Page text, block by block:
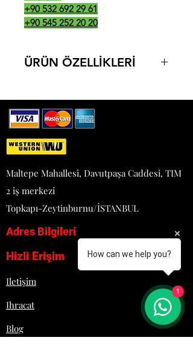
+90 532 692 29 61
+90 545 252 20 20
ÜRÜN ÖZELLİKLERİ
-YAKIT: ELEKTRİK-DOĞALGAZ-LPG
-380V-50Hz / 4.5KW (ELEKTRİK)
-7.3KW , 20 mbar (DOĞALGAZ)
-3.9KW , 30 mbar (LPG)
-KG: 36
-LPG VE NG İLE ÇALIŞABİLME
ÖZELLİĞİ.
-MAGNET EMNİYET VENTİLLİ VE
PİLOTLU MUSLUKLAR
ISITMA
ÇAKMAK İLE KONTROL
-ÇIKARİLEBİLİR YAĞ TOPLAMA
HAZNESİ
-KOLAY TEMİZLENEBİLİR VE
HİJYENİKTİR
-TERMOSTATİK KUMANDA
Maltepe Mahallesi, Davutpaşa Caddesi, TIM
2 iş merkezi
Topkapı-Zeytinburnu/İSTANBUL
Adres Bilgileri
Hizli Erişim
Iletişim
Ihracat
Blog
How can we help you?
1